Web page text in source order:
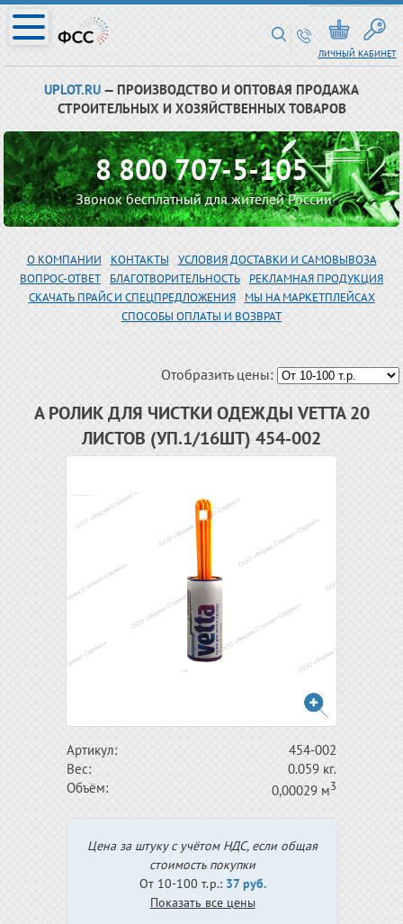
ЛИЧНЫЙ КАБИНЕТ
UPLOT.RU — ПРОИЗВОДСТВО И ОПТОВАЯ ПРОДАЖА
СТРОИТЕЛЬНЫХ И ХОЗЯЙСТВЕННЫХ ТОВАРОВ
8 800 707-5-105
Звонок бесплатный для жителей России
О КОМПАНИИ КОНТАКТЫ
УСЛОВИЯ ДОСТАВКИ И САМОВЫВОЗА
ВОПРОС-ОТВЕТ
БЛАГОТВОРИТЕЛЬНОСТЬ
РЕКЛАМНАЯ ПРОДУКЦИЯ
СКАЧАТЬ ПРАЙС И СПЕЦПРЕДЛОЖЕНИЯ
МЫ НА МАРКЕТПЛЕЙСАХ
СПОСОБЫ ОПЛАТЫ И ВОЗВРАТ
Отобразить цены:
А РОЛИК ДЛЯ ЧИСТКИ ОДЕЖДЫ VETTA 20
ЛИСТОВ (УП.1/16ШТ) 454-002
Артикул:
454-002
Вес:
0.059 кг.
Объём:
0,00029 м3
Цена за штуку с учётом НДС, если общая
стоимость покупки
От 10-100 т.р.: 37 руб.
Показать все цены